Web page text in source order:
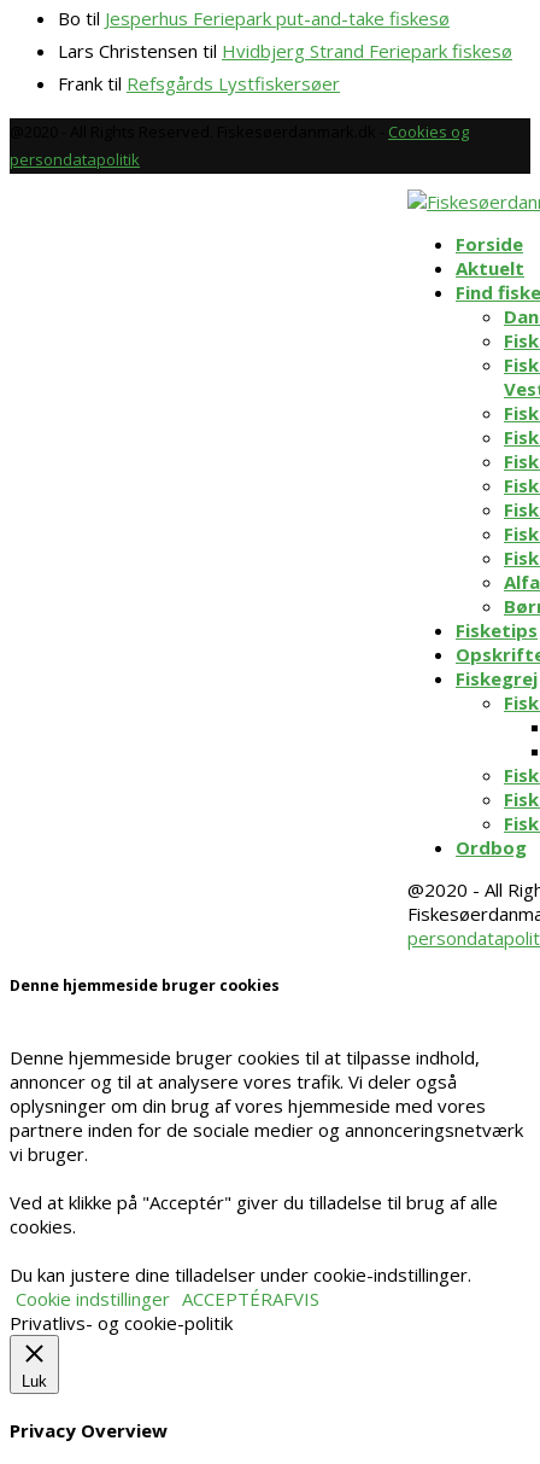
Bo til Jesperhus Feriepark put-and-take fiskesø
Lars Christensen til Hvidbjerg Strand Feriepark fiskesø
Frank til Refsgårds Lystfiskersøer
Cookies og
persondatapolitik
Forside
Aktuelt
Find
Fisketips
Fiskegrej
Ordbog
@2020 - All
Denne hjemmeside bruger cookies
Denne hjemmeside bruger cookies til at tilpasse indhold,
annoncer og til at analysere vores trafik. Vi deler også
oplysninger om din brug af vores hjemmeside med vores
partnere inden for de sociale medier og annonceringsnetværk
vi bruger.
Ved at klikke på "Acceptér" giver du tilladelse til brug af alle
cookies.
Du kan justere dine tilladelser under cookie-indstillinger.
Cookie indstillinger ACCEPTÉRAFVIS
Privatlivs- og cookie-politik
Luk
Privacy Overview